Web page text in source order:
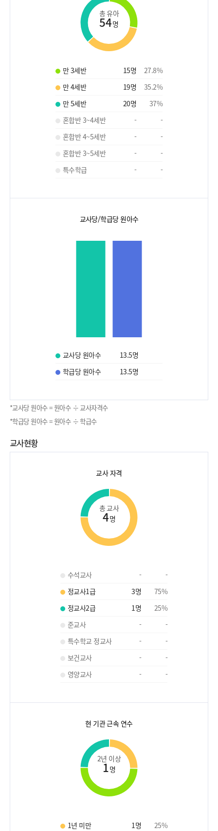
총 유아
54명
만 3세반 15명 27.8%
만 4세반
19명 35.2%
만 5세반
20명 37%
혼합반 3~4세반
-
-
혼합반 4~5세반
-
-
혼합반 3~5세반
-
-
특수학급
- -
교사당/학급당 원아수
교사당 원아수 13.5명
학급당 원아수
13.5명
*교사당 원아수 = 원아수 ÷ 교사자격수
*학급당 원아수 = 원아수 ÷ 학급수
교사현황
교사 자격
총 교사
4명
수석교사 -
-
정교사1급
3명 75%
정교사2급
1명 25%
준교사
-
-
특수학교 정교사
-
-
보건교사
-
-
영양교사
- -
현 기관 근속 연수
2년 이상
1명
1년 미만 1명 25%